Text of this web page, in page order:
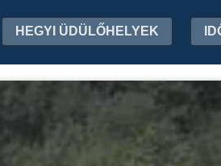
HEGYI ÜDÜLŐHELYEK